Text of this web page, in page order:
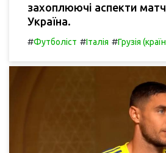
захоплюючі аспекти
Україна.
#Футболіст #Італія #Грузія